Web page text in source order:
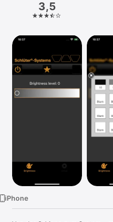
Plateforme
iPhone
iPad
Vision
Watch
TV
3,5
iPhone